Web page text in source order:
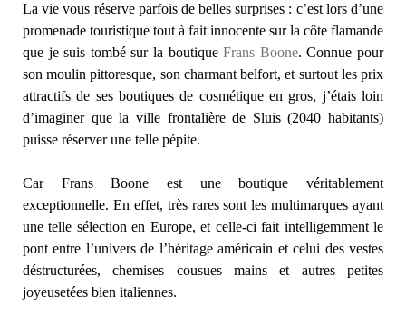
La vie vous réserve parfois de belles surprises : c’est lors d’une
promenade touristique tout à fait innocente sur la côte flamande
que je suis tombé sur la boutiqueFrans Boone. Connue pour
son moulin pittoresque, son charmant belfort, et surtout les prix
attractifs de ses boutiques de cosmétique en gros, j’étais loin
d’imaginer que la ville frontalière de Sluis (2040 habitants)
puisse réserver une telle pépite.
Car Frans Boone est une boutique véritablement
exceptionnelle. En effet, très rares sont les multimarques ayant
une telle sélection en Europe, et celle-ci fait intelligemment le
pont entre l’univers de l’héritage américain et celui des vestes
déstructurées, chemises cousues mains et autres petites
joyeusetées bien italiennes.